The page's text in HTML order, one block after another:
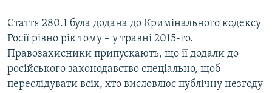
Стаття 280.1 була додана до Кримінального кодексу
Росії рівно рік тому – у травні 2015-го.
Правозахисники припускають, що її додали до
російського законодавство спеціально, щоб
переслідувати всіх, хто висловлює публічну незгоду